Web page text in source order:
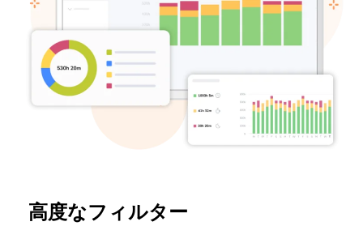
高度なフィルター